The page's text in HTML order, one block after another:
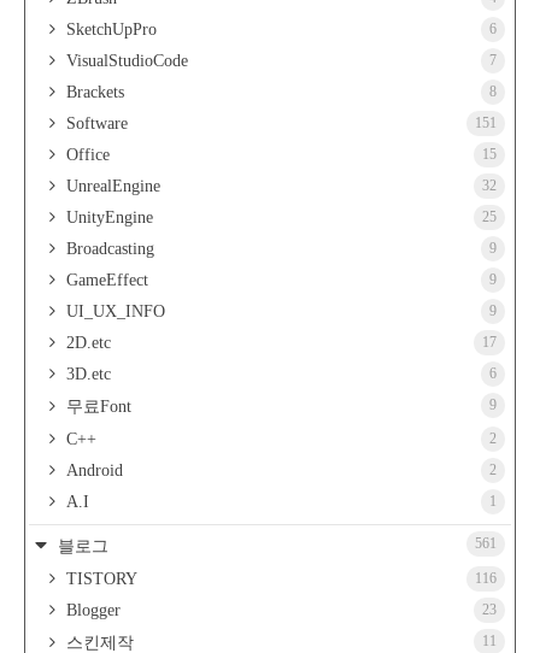
SketchUpPro 6
VisualStudioCode 7
Brackets 8
Software 151
Office 15
UnrealEngine 32
UnityEngine 25
Broadcasting 9
GameEffect 9
UI_UX_INFO 9
2D.etc 17
3D.etc 6
무료Font 9
C++ 2
Android 2
A.I 1
블로그 561
TISTORY 116
Blogger 23
스킨제작 11